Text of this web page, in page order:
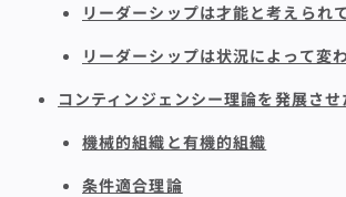
リーダーシップは才能と考えられ
リーダーシップは状況によって変
コンティンジェンシー理論を発展さ
機械的組織と有機的組織
条件適合理論